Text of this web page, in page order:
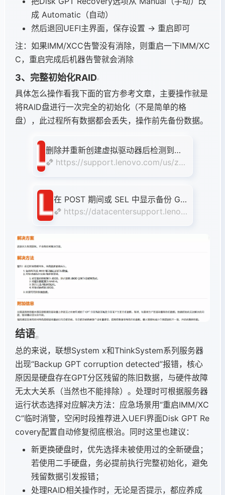
成 Automatic（自动）
然后退回UEFI主界面，保存设置 → 重启即可
注：如果IMM/XCC告警没有消除，则重启一下IMM/XC
C，重启完成后机器告警就会消除
3、完整初始化RAID
具体怎么操作看我下面的官方参考文章，主要操作就是
将RAID盘进行一次完全的初始化（不是简单的格
盘），此过程所有数据都会丢失，操作前先备份数据。
删除并重新创建虚拟驱动器后检测到备
份 GPT 损坏
https://support.lenovo.com/us/zc/
solutions/ht506390-backup-gpt-corr
e-creating-vd-lenovo-thinksystem
在 POST 期间或 SEL 中显示备份 GP
T 损坏消息
https://datacentersupport.lenov
结语
总的来说，联想System x和ThinkSystem系列服务器
出现“Backup GPT corruption detected”报错，核心
原因是硬盘存在GPT分区残留的陈旧数据，与硬件故障
无太大关系（当然也不能排除）。处理时可根据服务器
运行状态选择对应解决方法：应急场景用“重启IMM/XC
C”临时消警，空闲时段推荐进入UEFI界面Disk GPT Re
covery配置自动修复彻底根治。同时这里也建议：
新更换硬盘时，优先选择未被使用过的全新硬盘；
若使用二手硬盘，务必提前执行完整初始化，避免
残留数据引发报错；
处理RAID相关操作时，无论是否提示，都应养成